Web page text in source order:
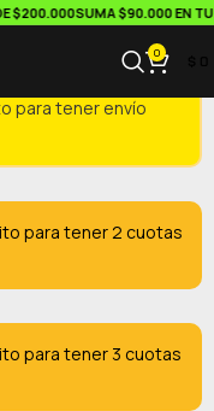
$200.000SUMA $90.000 EN TU
0
para tener envío
para tener 2 cuotas
para tener 3 cuotas